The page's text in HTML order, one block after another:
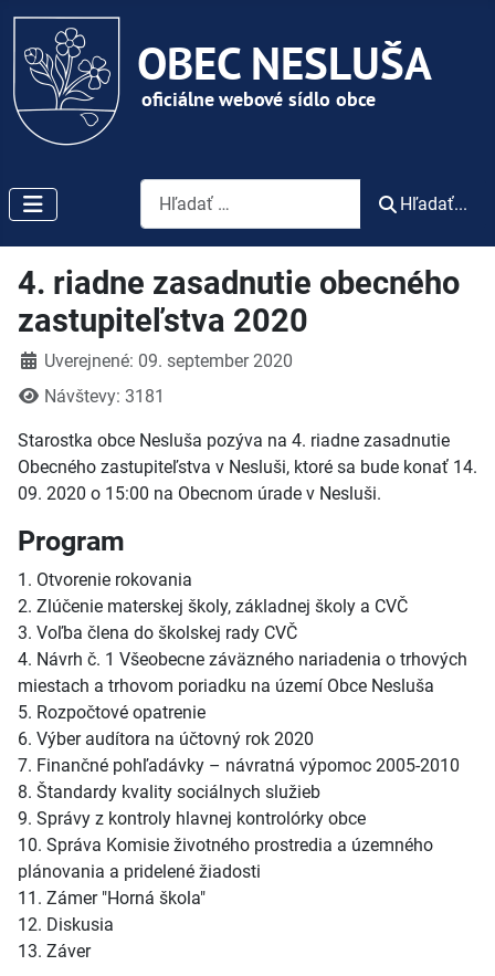
Vyhľadávanie
Hľadať...
4. riadne zasadnutie obecného
zastupiteľstva 2020
DetailyUverejnené: 09. september 2020
Návštevy: 3181
Starostka obce Nesluša pozýva na 4. riadne zasadnutie
Obecného zastupiteľstva v Nesluši, ktoré sa bude konať 14.
09. 2020 o 15:00 na Obecnom úrade v Nesluši.
Program
1. Otvorenie rokovania
2. Zlúčenie materskej školy, základnej školy a CVČ
3. Voľba člena do školskej rady CVČ
4. Návrh č. 1 Všeobecne záväzného nariadenia o trhových
miestach a trhovom poriadku na území Obce Nesluša
5. Rozpočtové opatrenie
6. Výber audítora na účtovný rok 2020
7. Finančné pohľadávky – návratná výpomoc 2005-2010
8. Štandardy kvality sociálnych služieb
9. Správy z kontroly hlavnej kontrolórky obce
10. Správa Komisie životného prostredia a územného
plánovania a pridelené žiadosti
11. Zámer "Horná škola"
12. Diskusia
13. Záver